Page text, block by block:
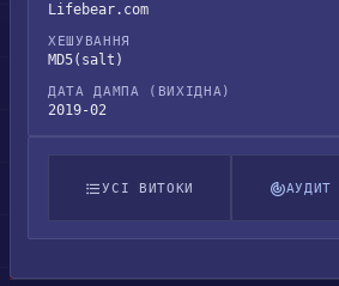
Lifebear.com
ХЕШУВАННЯ
MD5(salt)
ДАТА ДАМПА (ВИХІДНА)
2019-02
УСІ ВИТОКИ АУДИТ